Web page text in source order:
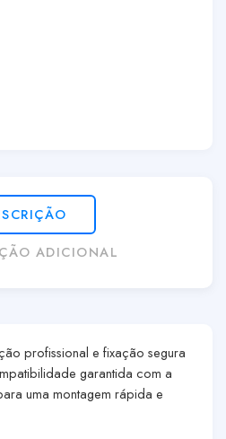
ADICIONAL
profissional e fixação segura
garantida com a
uma montagem rápida e